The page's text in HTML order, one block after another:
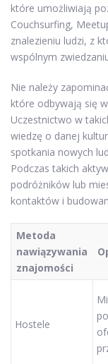
które umożliwiają
Couchsurfing,
znalezieniu ludzi, z
wspólnym
Nie należy
które odbywają się
Uczestnictwo w
wiedzę o danej
spotkania nowych
Podczas takich
podróżników lub
kontaktów i
Metoda
nawiązywania
znajomości
Hostele